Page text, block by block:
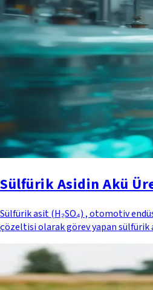
Sülfürik Asidin Akü
Sülfürik asit (H₂SO₄) , otomotiv
çözeltisi olarak görev yapan sülfürik